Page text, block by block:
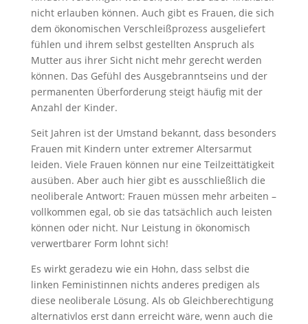
nicht erlauben können. Auch gibt es Frauen, die sich
dem ökonomischen Verschleißprozess ausgeliefert
fühlen und ihrem selbst gestellten Anspruch als
Mutter aus ihrer Sicht nicht mehr gerecht werden
können. Das Gefühl des Ausgebranntseins und der
permanenten Überforderung steigt häufig mit der
Anzahl der Kinder.
Seit Jahren ist der Umstand bekannt, dass besonders
Frauen mit Kindern unter extremer Altersarmut
leiden. Viele Frauen können nur eine Teilzeittätigkeit
ausüben. Aber auch hier gibt es ausschließlich die
neoliberale Antwort: Frauen müssen mehr arbeiten –
vollkommen egal, ob sie das tatsächlich auch leisten
können oder nicht. Nur Leistung in ökonomisch
verwertbarer Form lohnt sich!
Es wirkt geradezu wie ein Hohn, dass selbst die
linken Feministinnen nichts anderes predigen als
diese neoliberale Lösung. Als ob Gleichberechtigung
alternativlos erst dann erreicht wäre, wenn auch die